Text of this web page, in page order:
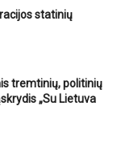
statinių
tremtinių, politinių
„Su Lietuva